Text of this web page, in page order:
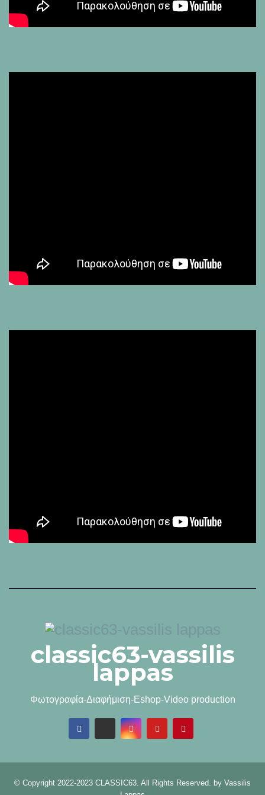
classic63-vassilis
lappas
Φωτογραφία-Διαφήμιση-Eshop-Video production
© Copyright 2022-2023 CLASSIC63. All Rights Reserved. by Vassilis